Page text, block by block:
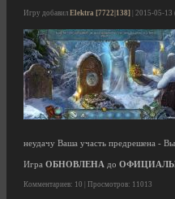
Игру добавил Elektra [7722|138] | 2015-05-13
неудачу Ваша участь предрешена - Вы
Игра ОБНОВЛЕНА до
Комментариев: 10 | Просмотров: 11013